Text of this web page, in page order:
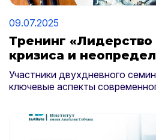
09.07.2025
Тренинг «Лидерство
кризиса и
Участники двухдневного
ключевые аспекты